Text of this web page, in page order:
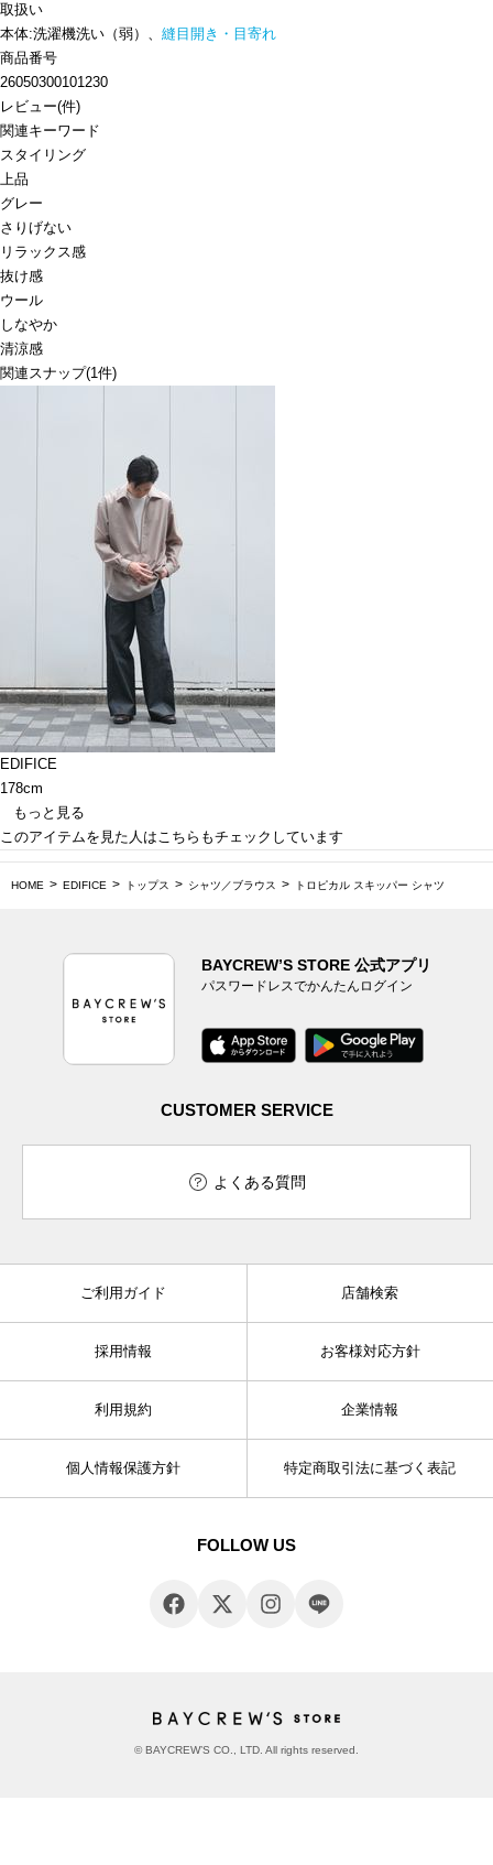
取扱い
本体:洗濯機洗い（弱）、 縫目開き・目寄れ
商品番号
26050300101230
レビュー(件)
関連キーワード
スタイリング
上品
グレー
さりげない
リラックス感
抜け感
ウール
しなやか
清涼感
関連スナップ(1件)
EDIFICE
178cm
もっと見る
このアイテムを見た人はこちらもチェックしています
HOME EDIFICE トップス シャツ／ブラウス トロピカル スキッパー シャツ
BAYCREW’S STORE 公式アプリ
パスワードレスでかんたんログイン
CUSTOMER SERVICE
よくある質問
ご利用ガイド 店舗検索
採用情報 お客様対応方針
利用規約 企業情報
個人情報保護方針 特定商取引法に基づく表記
FOLLOW US
© BAYCREW’S CO., LTD. All rights reserved.